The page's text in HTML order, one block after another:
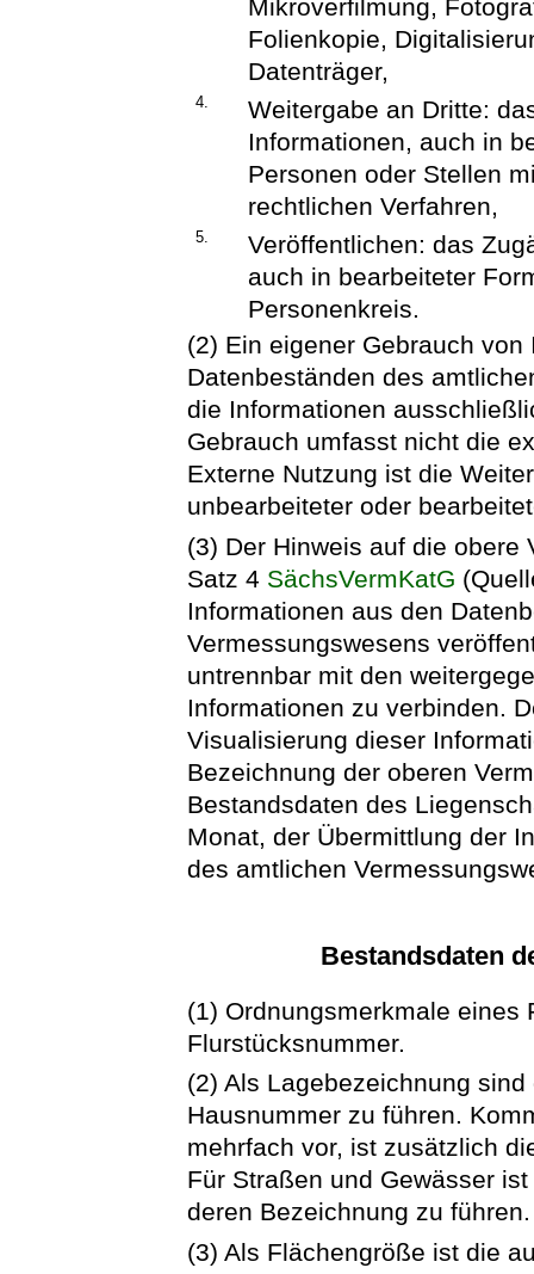
Mikroverfilmung,
Folienkopie,
Datenträger,
4.
Weitergabe an Dritte:
Informationen, auch in
Personen oder Stellen
rechtlichen Verfahren,
5.
Veröffentlichen: das
auch in bearbeiteter
Personenkreis.
(2) Ein eigener Gebrauch
Datenbeständen des
die Informationen
Gebrauch umfasst nicht die
Externe Nutzung ist die
unbearbeiteter oder
(3) Der Hinweis auf die obere
Satz 4 SächsVermKatG
Informationen aus den
Vermessungswesens
untrennbar mit den
Informationen zu verbinden.
Visualisierung dieser
Bezeichnung der oberen
Bestandsdaten des
Monat, der Übermittlung der
des amtlichen
Bestandsdaten
(1) Ordnungsmerkmale eines
Flurstücksnummer.
(2) Als Lagebezeichnung
Hausnummer zu führen.
mehrfach vor, ist zusätzlich
Für Straßen und Gewässer
deren Bezeichnung zu führen.
(3) Als Flächengröße ist die